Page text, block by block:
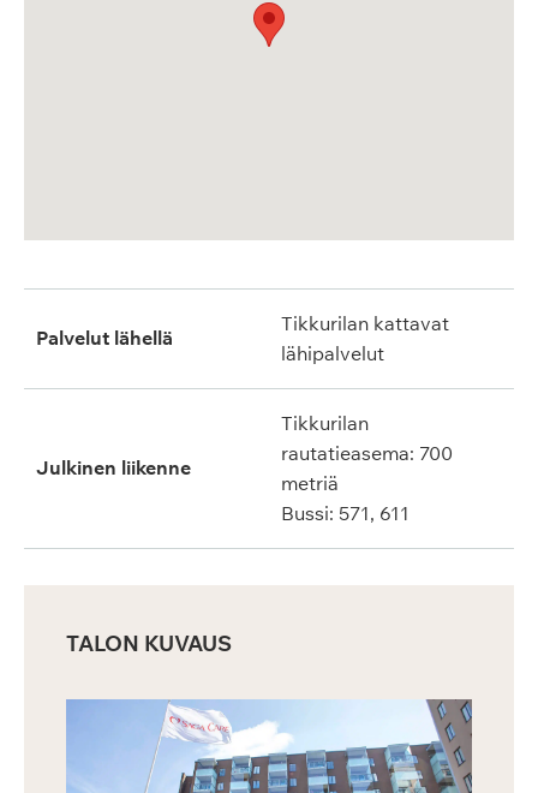
Palvelut lähellä
Tikkurilan kattavat
lähipalvelut
Julkinen liikenne
Tikkurilan
rautatieasema: 700
metriä
Bussi: 571, 611
TALON KUVAUS